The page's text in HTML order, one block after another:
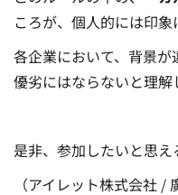
ころが、個人的には印象
各企業において、背景が
優劣にはならないと理解
是非、参加したいと思え
（アイレット株式会社 /